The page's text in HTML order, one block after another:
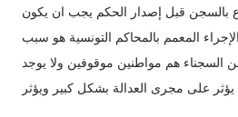
بالسجن قبل إصدار الحكم يجب ان يكون
المعمم بالمحاكم التونسية هو سبب
السجون(50%من السجناء هم مواطنين موقوفين ولا يوجد
على مجرى العدالة بشكل كبير ويؤثر